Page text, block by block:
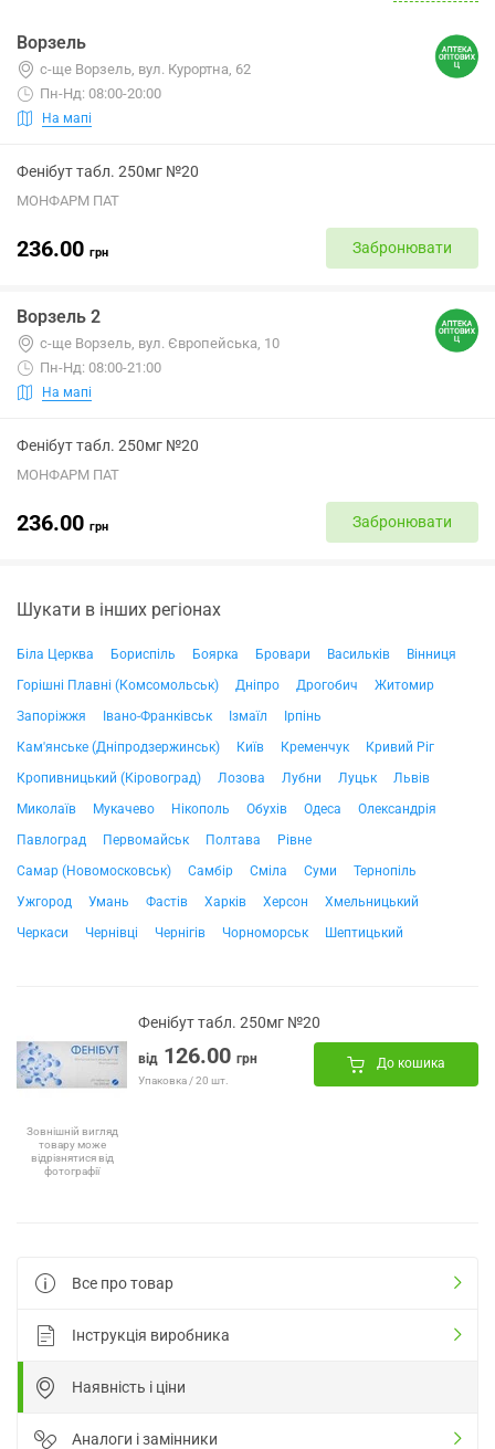
Ворзель
с-ще Ворзель, вул. Курортна, 62
Пн-Нд: 08:00-20:00
На мапі
Фенібут табл. 250мг №20
МОНФАРМ ПАТ
236.00 грн Забронювати
Ворзель 2
с-ще Ворзель, вул. Європейська, 10
Пн-Нд: 08:00-21:00
На мапі
Фенібут табл. 250мг №20
МОНФАРМ ПАТ
236.00 грн Забронювати
Шукати в інших регіонах
Біла Церква Бориспіль Боярка Бровари Васильків
Вінниця
Горішні Плавні (Комсомольськ)
Дніпро Дрогобич
Житомир
Запоріжжя
Івано-Франківськ Ізмаїл
Ірпінь
Кам'янське (Дніпродзержинськ)
Київ Кременчук
Кривий Ріг
Кропивницький (Кіровоград)
Лозова Лубни Луцьк
Львів
Миколаїв
Мукачево Нікополь Обухів Одеса
Олександрія
Павлоград
Первомайськ Полтава
Рівне
Самар (Новомосковськ)
Самбір Сміла Суми
Тернопіль
Ужгород
Умань Фастів Харків Херсон
Хмельницький
Черкаси
Чернівці Чернігів Чорноморськ Шептицький
Зовнішній вигляд
товару може
відрізнятися від
фотографії
Фенібут табл. 250мг №20
від 126.00 грн
Упаковка / 20 шт.
До кошика
Все про товар
Інструкція виробника
Наявність і ціни
Аналоги і замінники